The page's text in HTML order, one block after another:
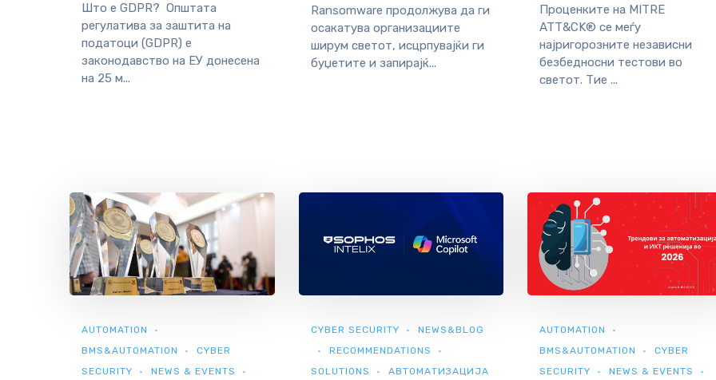
Што е GDPR? Општата
регулатива за заштита на
податоци (GDPR) е
законодавство на ЕУ донесенa
на 25 м...
Ransomware продолжува да ги
осакатува организациите
ширум светот, исцрпувајќи ги
буџетите и запирајќ...
Проценките на MITRE
ATT&CK® се меѓу
најригорозните независни
безбедносни тестови во
светот. Тие ...
AUTOMATION
BMS&AUTOMATION
CYBER
SECURITY
NEWS & EVENTS
CYBER SECURITY
NEWS&BLOG
RECOMMENDATIONS
SOLUTIONS
АВТОМАТИЗАЦИЈА
AUTOMATION
BMS&AUTOMATION
CYBER
SECURITY
NEWS & EVENTS